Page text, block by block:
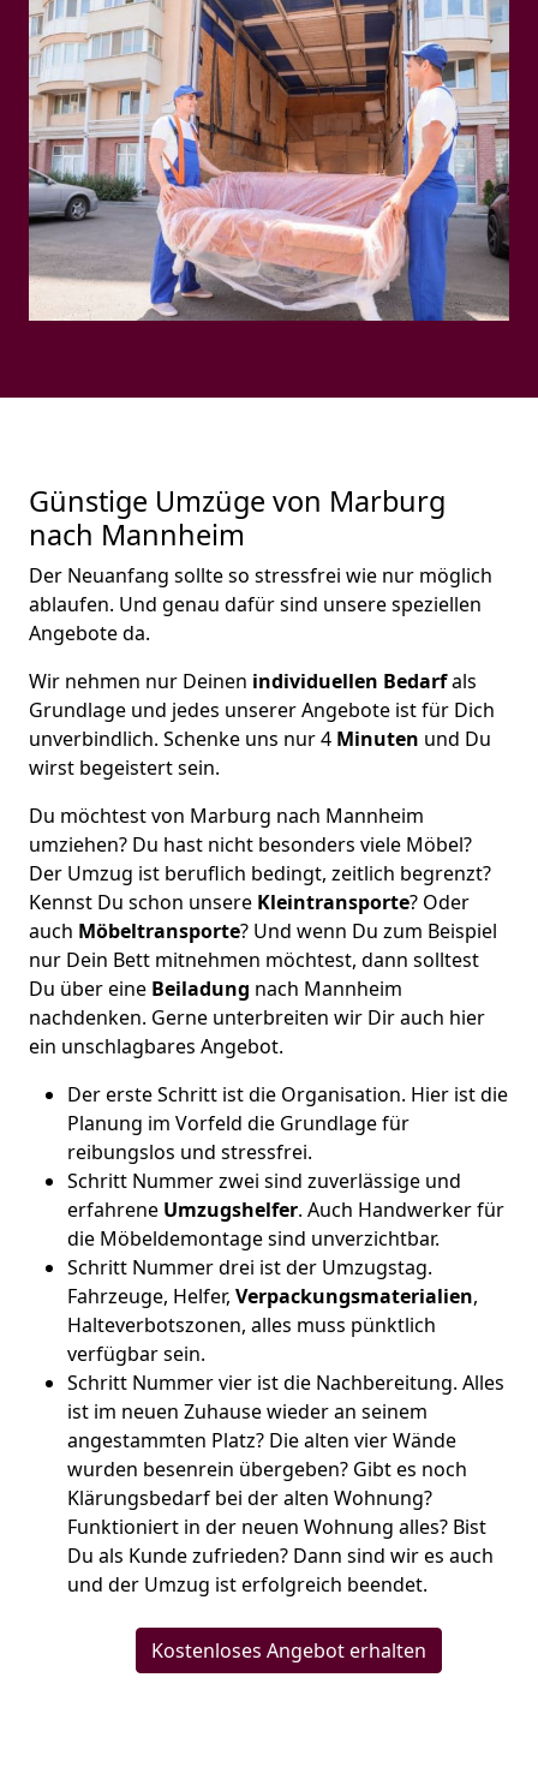
Günstige Umzüge von Marburg
nach Mannheim
Der Neuanfang sollte so stressfrei wie nur möglich
ablaufen. Und genau dafür sind unsere speziellen
Angebote da.
Wir nehmen nur Deinen individuellen Bedarfals
Grundlage und jedes unserer Angebote ist für Dich
unverbindlich. Schenke uns nur 4 Minuten und Du
wirst begeistert sein.
Du möchtest von Marburg nach Mannheim
umziehen? Du hast nicht besonders viele Möbel?
Der Umzug ist beruflich bedingt, zeitlich begrenzt?
Kennst Du schon unsere Kleintransporte? Oder
auch Möbeltransporte? Und wenn Du zum Beispiel
nur Dein Bett mitnehmen möchtest, dann solltest
Du über eine Beiladung nach Mannheim
nachdenken. Gerne unterbreiten wir Dir auch hier
ein unschlagbares Angebot.
Der erste Schritt ist die Organisation. Hier ist die
Planung im Vorfeld die Grundlage für
reibungslos und stressfrei.
Schritt Nummer zwei sind zuverlässige und
erfahrene Umzugshelfer. Auch Handwerker für
die Möbeldemontage sind unverzichtbar.
Schritt Nummer drei ist der Umzugstag.
Fahrzeuge, Helfer, Verpackungsmaterialien,
Halteverbotszonen, alles muss pünktlich
verfügbar sein.
Schritt Nummer vier ist die Nachbereitung. Alles
ist im neuen Zuhause wieder an seinem
angestammten Platz? Die alten vier Wände
wurden besenrein übergeben? Gibt es noch
Klärungsbedarf bei der alten Wohnung?
Funktioniert in der neuen Wohnung alles? Bist
Du als Kunde zufrieden? Dann sind wir es auch
und der Umzug ist erfolgreich beendet.
Kostenloses Angebot erhalten